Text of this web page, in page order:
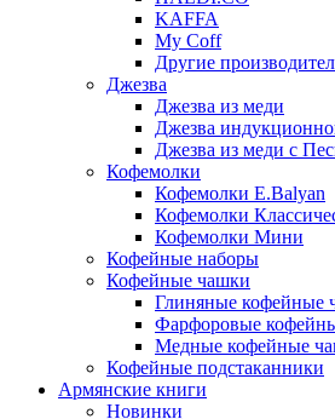
KAFFA
My Coff
Другие
Джезва
Джезва из меди
Джезва
Джезва из меди с
Кофемолки
Кофемолки E.Balyan
Кофемолки
Кофемолки Мини
Кофейные наборы
Кофейные чашки
Глиняные кофейные
Фарфоровые
Медные кофейные
Кофейные подстаканники
Армянские книги
Новинки